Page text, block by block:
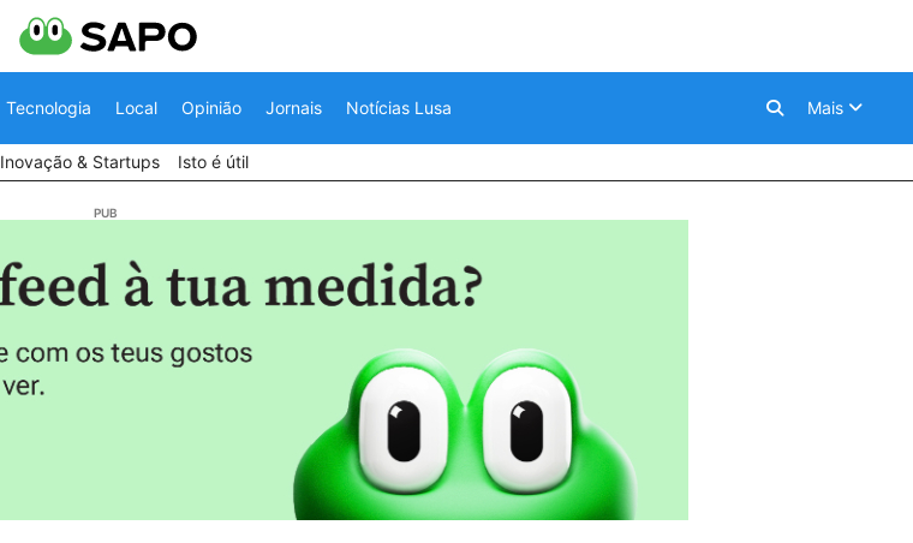
Tecnologia Local Opinião Jornais Notícias Lusa Mais
Inovação & Startups Isto é útil